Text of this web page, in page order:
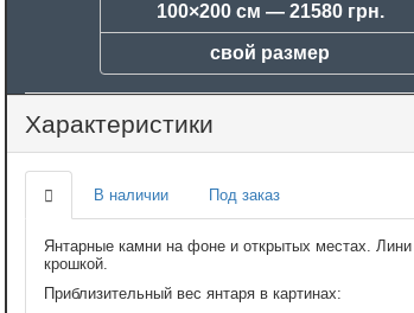
100×200 см — 21580 грн.
свой размер
Характеристики
В наличии Под заказ
Янтарные камни на фоне и открытых местах.
крошкой.
Приблизительный вес янтаря в картинах: